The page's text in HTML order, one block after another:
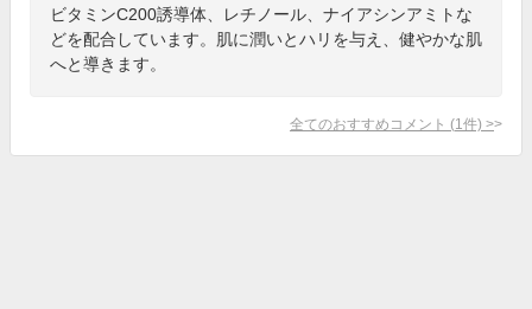
ビタミンC200誘導体、レチノール、ナイアシンアミトな
どを配合しています。肌に潤いとハリを与え、健やかな肌
へと導きます。
全てのおすすめコメント (1 件) >